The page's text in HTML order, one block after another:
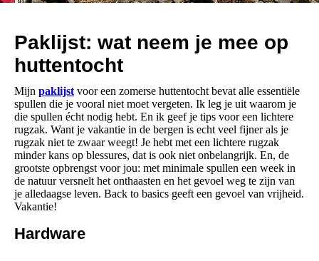
Paklijst: wat neem je mee op
huttentocht
Mijn paklijst voor een zomerse huttentocht bevat alle essentiële
spullen die je vooral niet moet vergeten. Ik leg je uit waarom je
die spullen écht nodig hebt. En ik geef je tips voor een lichtere
rugzak. Want je vakantie in de bergen is echt veel fijner als je
rugzak niet te zwaar weegt! Je hebt met een lichtere rugzak
minder kans op blessures, dat is ook niet onbelangrijk. En, de
grootste opbrengst voor jou: met minimale spullen een week in
de natuur versnelt het onthaasten en het gevoel weg te zijn van
je alledaagse leven. Back to basics geeft een gevoel van vrijheid.
Vakantie!
Hardware